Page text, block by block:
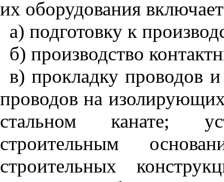
их оборудования
а) подготовку к
б) производство
в) прокладку проводов
проводов на
стальном канате;
строительным
строительных